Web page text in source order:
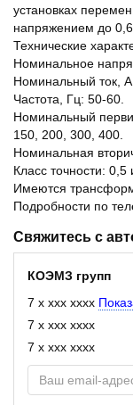
установках
напряжением до
Технические
Номинальное
Номинальный ток,
Частота, Гц: 50-60.
Номинальный
150, 200, 300, 400.
Номинальная
Класс точности: 0,5
Имеются
Подробности по
Свяжитесь с
КОЭМЗ групп
7 x xxx xxxx
7 x xxx xxxx
7 x xxx xxxx